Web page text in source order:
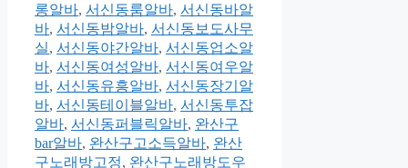
롱알바, 서신동룸알바, 서신동바알
바, 서신동밤알바, 서신동보도사무
실, 서신동야간알바, 서신동업소알
바, 서신동여성알바, 서신동여우알
바, 서신동유흥알바, 서신동장기알
바, 서신동테이블알바, 서신동투잡
알바, 서신동퍼블릭알바, 완산구
bar알바, 완산구고소득알바, 완산
구노래방고정, 완산구노래방도우